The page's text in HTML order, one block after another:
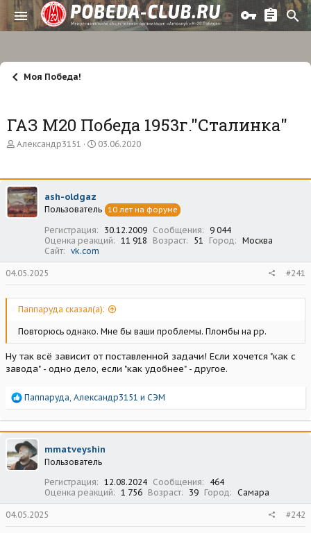
Моя Победа!
ГАЗ М20 Победа 1953г."Сталинка"
А
о
р
т
е
Александр3151
Д
а
ч
л
а
03.06.2020
ash-oldgaz
Пользователь 10 лет на форуме
Регистрация 30.12.2009 Сообщения
9 044
Оценка реакций
11 918 Возраст 51 Город
Москва
Сайт
vk.com
04.05.2025 #241
Паппаруда сказал(а):
Повторюсь однако. Мне бы ваши проблемы. Пломбы на рр.
Ну так всё зависит от поставленной задачи! Если хочется "как с
завода" - одно дело, если "как удобнее" - другое.
Р
а
к
ц
и
и
Паппаруда Александр3151 и СЭМ
mmatveyshin
Пользователь
Регистрация
12.08.2024 Сообщения
464
Оценка реакций
1 756 Возраст 39 Город Самара
04.05.2025 #242